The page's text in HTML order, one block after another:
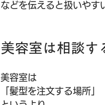
などを伝えると扱いやす
美容室は相談す
美容室は
「髪型を注文する場所」